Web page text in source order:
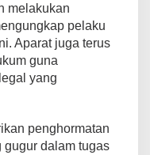
melakukan
pelaku
Aparat juga terus
guna
yang
penghormatan
gugur dalam tugas